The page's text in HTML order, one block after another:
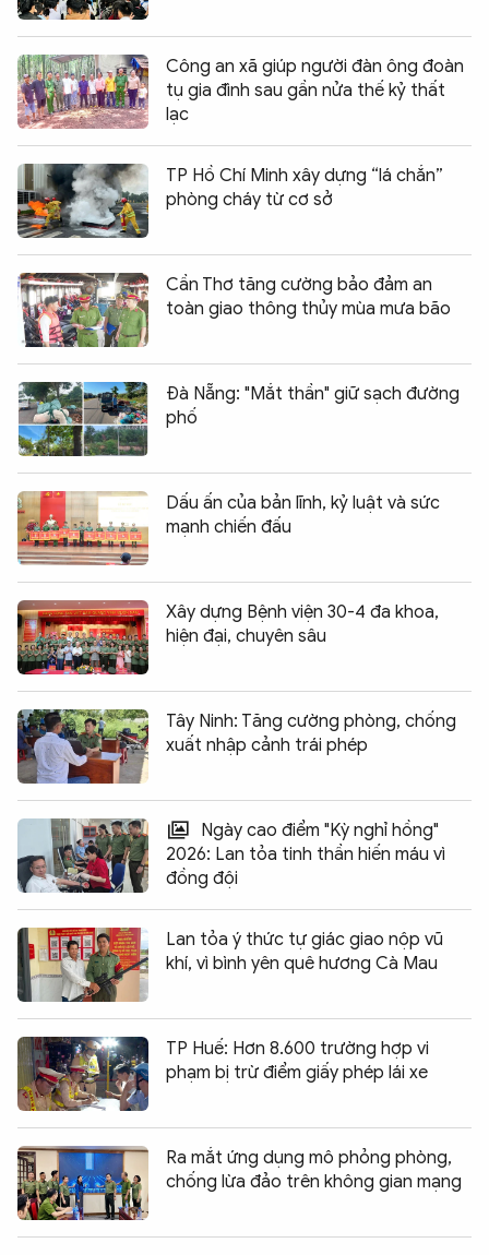
Công an xã giúp người đàn ông đoàn
tụ gia đình sau gần nửa thế kỷ thất
lạc
TP Hồ Chí Minh xây dựng “lá chắn”
phòng cháy từ cơ sở
Cần Thơ tăng cường bảo đảm an
toàn giao thông thủy mùa mưa bão
Đà Nẵng: "Mắt thần" giữ sạch đường
phố
Dấu ấn của bản lĩnh, kỷ luật và sức
mạnh chiến đấu
Xây dựng Bệnh viện 30-4 đa khoa,
hiện đại, chuyên sâu
Tây Ninh: Tăng cường phòng, chống
xuất nhập cảnh trái phép
Ngày cao điểm "Kỳ nghỉ hồng"
2026: Lan tỏa tinh thần hiến máu vì
đồng đội
Lan tỏa ý thức tự giác giao nộp vũ
khí, vì bình yên quê hương Cà Mau
TP Huế: Hơn 8.600 trường hợp vi
phạm bị trừ điểm giấy phép lái xe
Ra mắt ứng dụng mô phỏng phòng,
chống lừa đảo trên không gian mạng